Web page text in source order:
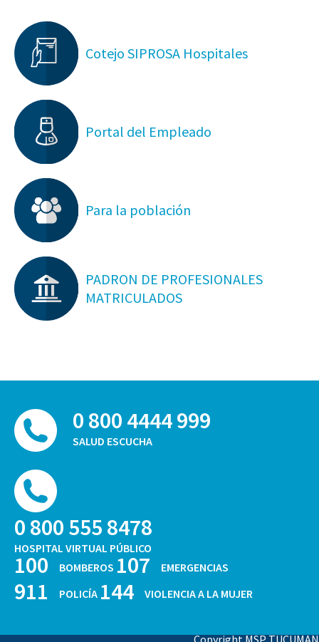
Cotejo SIPROSA Hospitales
Portal del Empleado
Para la población
PADRON DE PROFESIONALES
MATRICULADOS
0 800 4444 999
SALUD ESCUCHA
0 800 555 8478
HOSPITAL VIRTUAL PÚBLICO
100 BOMBEROS 107 EMERGENCIAS
911 POLICÍA 144 VIOLENCIA A LA MUJER